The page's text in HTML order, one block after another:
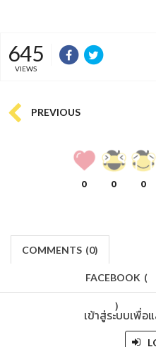
645
VIEWS
PREVIOUS
0 0 0
COMMENTS (0)
FACEBOOK (
)
เข้าสู่ระบบเพื่